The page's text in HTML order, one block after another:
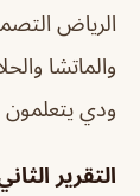
الرياض
والماتشا
ودي
التقرير